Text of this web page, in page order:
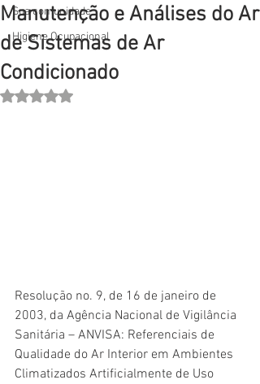
Sua comunidade
Higiene Ocupacional
Manutenção e Análises do Ar
de Sistemas de Ar
Condicionado
Avaliado com NaN de 5 estrelas.
Resolução no. 9, de 16 de janeiro de
2003, da Agência Nacional de Vigilância
Sanitária – ANVISA: Referenciais de
Qualidade do Ar Interior em Ambientes
Climatizados Artificialmente de Uso